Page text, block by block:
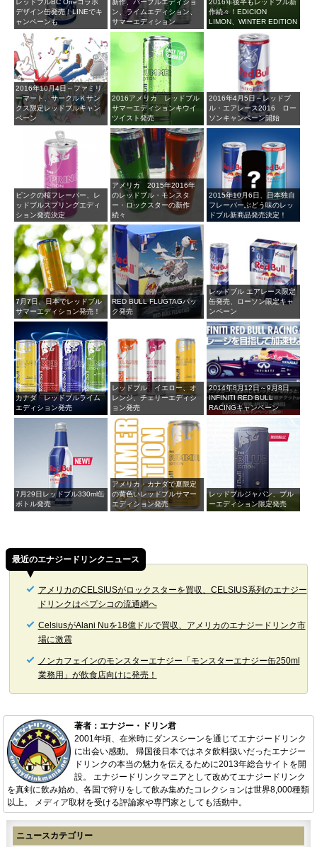
レッドブルBC Oneコラボ
デザイン缶発売！LINEでキ
ャンペーンも
新作、パープルエディショ
ン、ライムエディション、
サマーエディション
2016年後半もレッドブル新
作続々！EDICION
LIMON、WINTER EDITION
2016年10月4日～ファミリ
ーマート、サークルＫサン
クス限定レッドブルキャン
ペーン
2016アメリカ レッドブル
サマーエディションキウイ
ツイスト発売
2016年4月5日～レッドブ
ル・エアレース2016 ロー
ソンキャンペーン開始
ピンクの桜フレーバー、レ
ッドブルスプリングエディ
ション発売決定
アメリカ 2015年2016年
のレッドブル・モンスタ
ー・ロックスターの新作
続々
2015年10月6日、日本独自
フレーバーぶどう味のレッ
ドブル新商品発売決定！
7月7日、日本でレッドブル
サマーエディション発売！
RED BULL FLUGTAGパッ
ク発売
レッドブル エアレース限定
缶発売、ローソン限定キャ
ンペーン
カナダ レッドブルライム
エディション発売
レッドブル イエロー、オ
レンジ、チェリーエディシ
ョン発売
2014年8月12日～9月8日
INFINITI RED BULL
RACINGキャンペーン
7月29日レッドブル330ml缶
ボトル発売
アメリカ・カナダで夏限定
の黄色いレッドブルサマー
エディション発売
レッドブルジャパン、ブル
ーエディション限定発売
最近のエナジードリンクニュース
アメリカのCELSIUSがロックスターを買収、CELSIUS系列のエナジー
ドリンクはペプシコの流通網へ
CelsiusがAlani Nuを18億ドルで買収、アメリカのエナジードリンク市
場に激震
ノンカフェインのモンスターエナジー「モンスターエナジー缶250ml
業務用」が飲食店向けに発売！
著者：エナジー・ドリン君
2001年頃、在米時にダンスシーンを通じてエナジードリンク
に出会い感動。 帰国後日本ではネタ飲料扱いだったエナジー
ドリンクの本当の魅力を伝えるために2013年総合サイトを開
設。 エナジードリンクマニアとして改めてエナジードリンク
を真剣に飲み始め、各国で狩りをして飲み集めたコレクションは世界8,000種類
以上。 メディア取材を受ける評論家や専門家としても活動中。
ニュースカテゴリー